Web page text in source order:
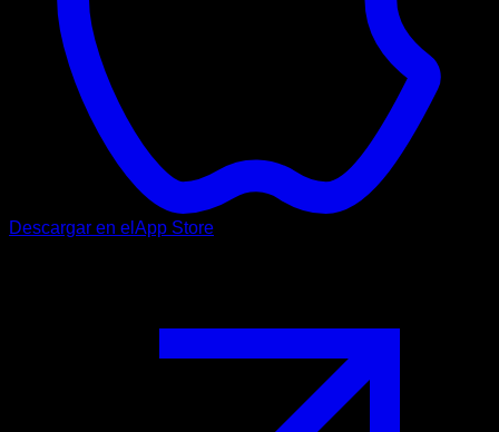
Descargar en el App Store